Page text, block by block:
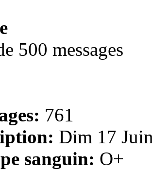
500 messages
761
Dim 17
sanguin: O+